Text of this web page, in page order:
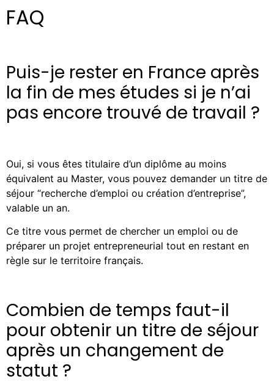
FAQ
Puis-je rester en France après
la fin de mes études si je n’ai
pas encore trouvé de travail ?
Oui, si vous êtes titulaire d’un diplôme au moins
équivalent au Master, vous pouvez demander un titre de
séjour “recherche d’emploi ou création d’entreprise”,
valable un an.
Ce titre vous permet de chercher un emploi ou de
préparer un projet entrepreneurial tout en restant en
règle sur le territoire français.
Combien de temps faut-il
pour obtenir un titre de séjour
après un changement de
statut ?